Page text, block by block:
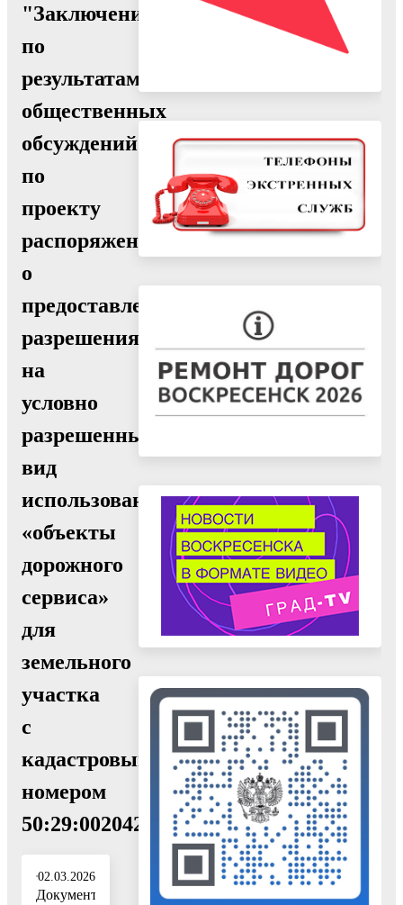
"Заключение
по
результатам
общественных
обсуждений
по
проекту
распоряжения
о
предоставлении
разрешения
на
условно
разрешенный
вид
использования
«объекты
дорожного
сервиса»
для
земельного
участка
с
кадастровым
номером
50:29:0020422:339"
02.03.2026
Документ: